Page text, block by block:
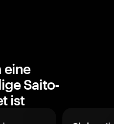
eine
Saito-
ist